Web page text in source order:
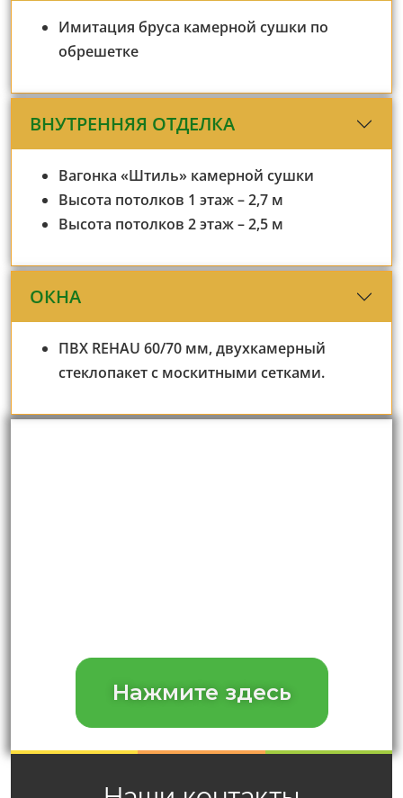
Имитация бруса камерной сушки по
обрешетке
ВНУТРЕННЯЯ ОТДЕЛКА
Вагонка «Штиль» камерной сушки
Высота потолков 1 этаж – 2,7 м
Высота потолков 2 этаж – 2,5 м
ОКНА
ПВХ REHAU 60/70 мм, двухкамерный
стеклопакет с москитными сетками.
Нажмите здесь